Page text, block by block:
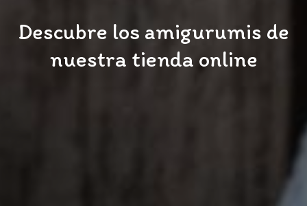
Descubre los amigurumis de
nuestra tienda online